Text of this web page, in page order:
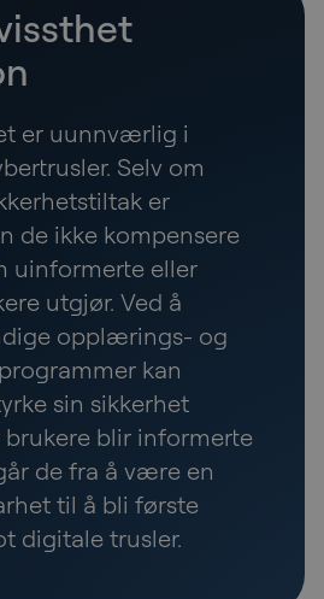
er uunnværlig i
Selv om
er
de ikke kompensere
uinformerte eller
utgjør. Ved å
opplærings- og
kan
sin sikkerhet
brukere blir informerte
de fra å være en
til å bli første
digitale trusler.